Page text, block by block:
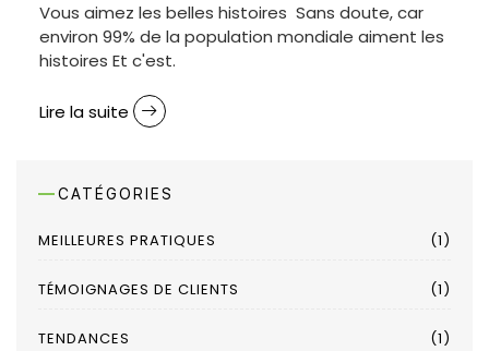
Vous aimez les belles histoires Sans doute, car
environ 99% de la population mondiale aiment les
histoires Et c'est.
Lire la suite
CATÉGORIES
MEILLEURES PRATIQUES (1)
TÉMOIGNAGES DE CLIENTS (1)
TENDANCES (1)